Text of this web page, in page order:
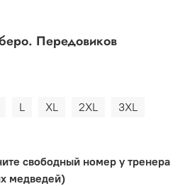
Передовиков
L XL 2XL 3XL
свободный номер у тренера
медведей)